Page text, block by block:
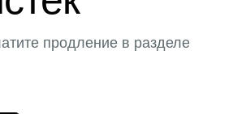
продление в разделе